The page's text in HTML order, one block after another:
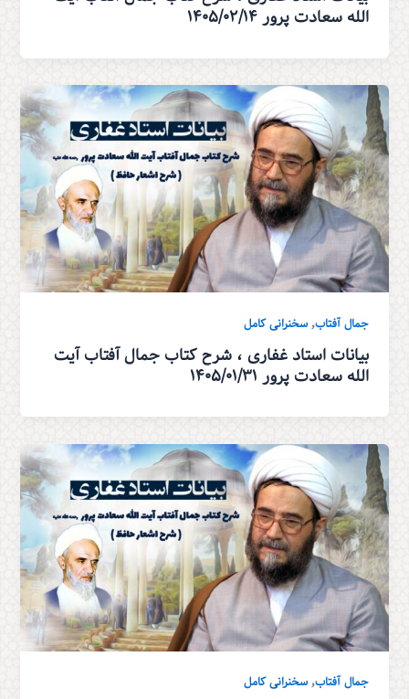
الله سعادت پرور ۱۴۰۵/۰۲/۱۴
جمال آفتاب,سخنرانی کامل
بیانات استاد غفاری ، شرح کتاب جمال آفتاب آیت
الله سعادت پرور ۱۴۰۵/۰۱/۳۱
جمال آفتاب,سخنرانی کامل